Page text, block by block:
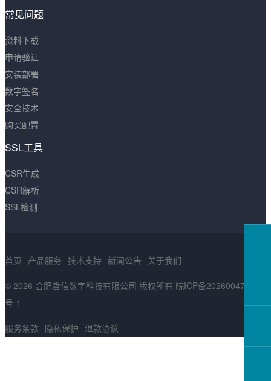
常见问题
资料下载
申请验证
安装部署
数字签名
安全技术
购买配置
SSL工具
CSR生成
CSR解析
SSL检测
首页 产品服务 技术支持 新闻公告 关于我们
© 2026 合肥哲信数字科技有限公司 版权所有 皖ICP备2026004783
号-1
服务条款 隐私保护 退款协议